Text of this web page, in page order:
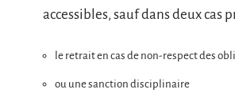
accessibles, sauf dans deux cas
le retrait en cas de non-respect des
ou une sanction disciplinaire